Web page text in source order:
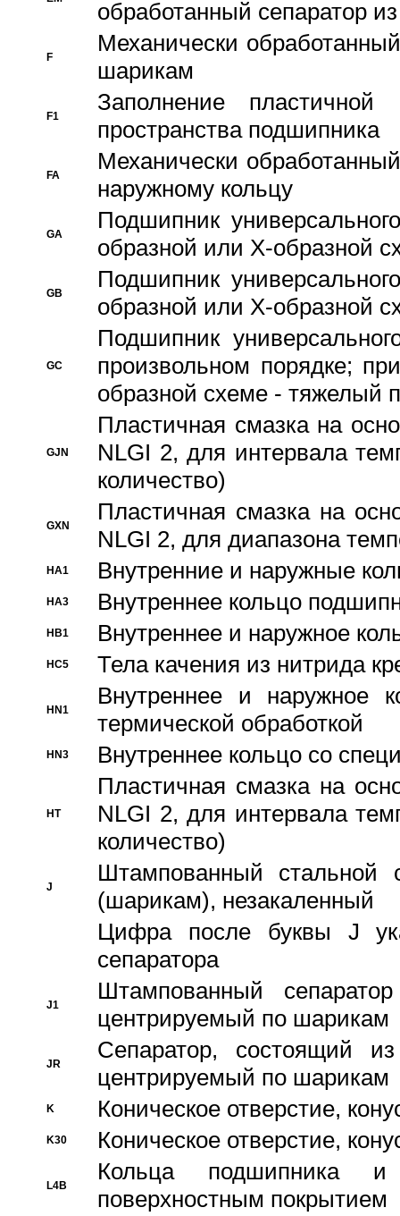
обработанный сепаратор
F
Механически
шарикам
F1
Заполнение
пространства подшипника
FA
Механически
наружному кольцу
GA
Подшипник
образной или Х-образной
GB
Подшипник
образной или Х-образной
GC
Подшипник
произвольном порядке;
образной схеме - тяжелый
GJN
Пластичная смазка на
NLGI 2, для интервала
количество)
GXN
Пластичная смазка на
NLGI 2, для диапазона
HA1 Внутренние и наружные
HA3 Bнутреннее кольцо
HB1 Bнутреннее и наружное
HC5 Тела качения из нитрида
HN1
Bнутреннее и наружное
термической обработкой
HN3 Внутреннее кольцо со
HT
Пластичная смазка на
NLGI 2, для интервала
количество)
J
Штампованный стальной
(шарикам), незакаленный
Цифра после буквы J
сепаратора
J1
Штампованный
центрируемый по шарикам
JR
Сепаратор, состоящий
центрируемый по шарикам
K Коническое отверстие,
K30 Коническое отверстие,
L4B
Кольца подшипника
поверхностным покрытием